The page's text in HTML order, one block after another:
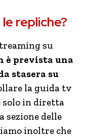
repliche?
su
è prevista una
stasera su
la guida tv
solo in diretta
sezione delle
inoltre che